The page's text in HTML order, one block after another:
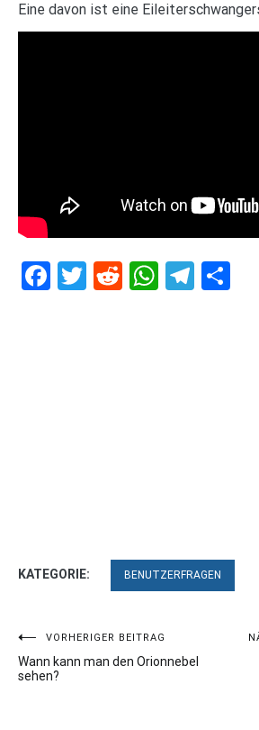
Eine davon ist eine
Facebook
Twitter
Reddit
KATEGORIE: BENUTZERFRAGEN
Beitragsnavigation
VORHERIGER BEITRAG
Wann kann man den Orionnebel
sehen?